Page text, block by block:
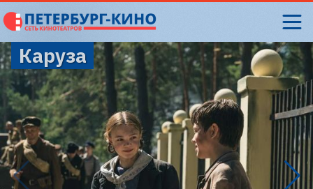
Каруза